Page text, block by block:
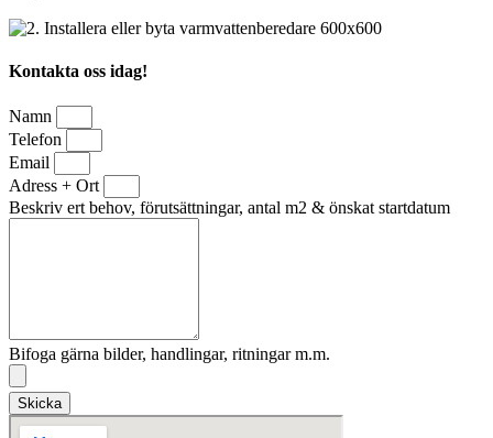
Kontakta oss idag!
Namn
Telefon
Email
Adress + Ort
Beskriv ert behov, förutsättningar, antal m2 & önskat startdatum
Bifoga gärna bilder, handlingar, ritningar m.m.
Skicka